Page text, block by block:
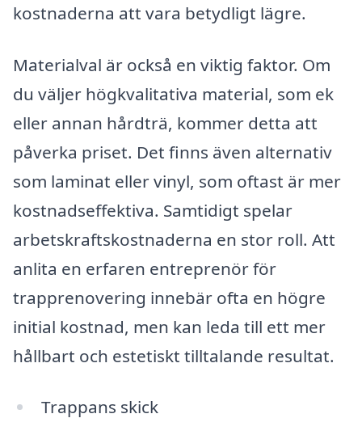
kostnaderna att vara betydligt lägre.
Materialval är också en viktig faktor. Om
du väljer högkvalitativa material, som ek
eller annan hårdträ, kommer detta att
påverka priset. Det finns även alternativ
som laminat eller vinyl, som oftast är mer
kostnadseffektiva. Samtidigt spelar
arbetskraftskostnaderna en stor roll. Att
anlita en erfaren entreprenör för
trapprenovering innebär ofta en högre
initial kostnad, men kan leda till ett mer
hållbart och estetiskt tilltalande resultat.
Trappans skick